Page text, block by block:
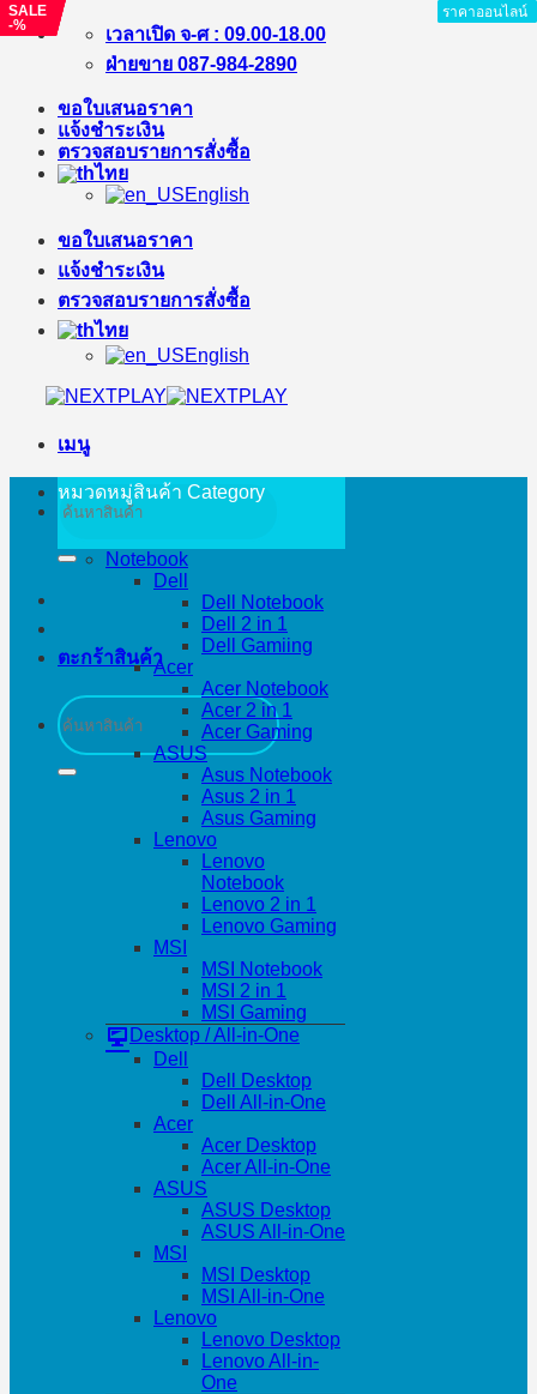
ข้าม
เนื้อหา
เวลาเปิด จ-ศ : 09.00-18.00
ฝ่ายขาย 087-984-2890
ขอใบเสนอราคา
แจ้งชำระเงิน
ตรวจสอบรายการสั่งซื้อ
ไทย
English
ขอใบเสนอราคา
แจ้งชำระเงิน
ตรวจสอบรายการสั่งซื้อ
ไทย
English
เมนู
ค้นหา:
ตะกร้าสินค้า
ค้นหา:
หมวดหมู่สินค้า Category
Notebook
Dell
Dell Notebook
Dell 2 in 1
Dell Gamiing
Acer
Acer Notebook
Acer 2 in 1
Acer Gaming
ASUS
Asus Notebook
Asus 2 in 1
Asus Gaming
Lenovo
Lenovo
Notebook
Lenovo 2 in 1
Lenovo Gaming
MSI
MSI Notebook
MSI 2 in 1
MSI Gaming
Desktop / All-in-One
Dell
Dell Desktop
Dell All-in-One
Acer
Acer Desktop
Acer All-in-One
ASUS
ASUS Desktop
ASUS All-in-One
MSI
MSI Desktop
MSI All-in-One
Lenovo
Lenovo Desktop
Lenovo All-in-
One
SALE
-%
ราคาออนไลน์
SALE
-11%
ราคาออนไลน์
ราคาออนไลน์
ราคาออนไลน์
ราคาออนไลน์
SALE
-%
ราคาออนไลน์
SALE
-%
ราคาออนไลน์
ราคาออนไลน์